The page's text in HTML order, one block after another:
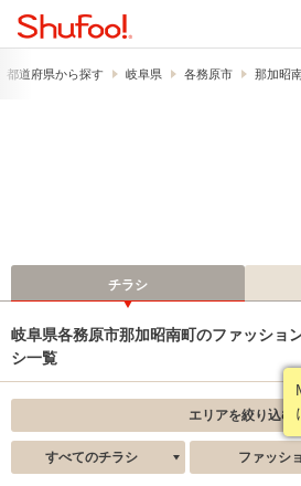
都道府県から探す 岐阜県 各務原市 那加昭
チラシ
岐阜県各務原市那加昭南町のファッショ
シ一覧
エリアを絞り込む
すべてのチラシ ファッシ